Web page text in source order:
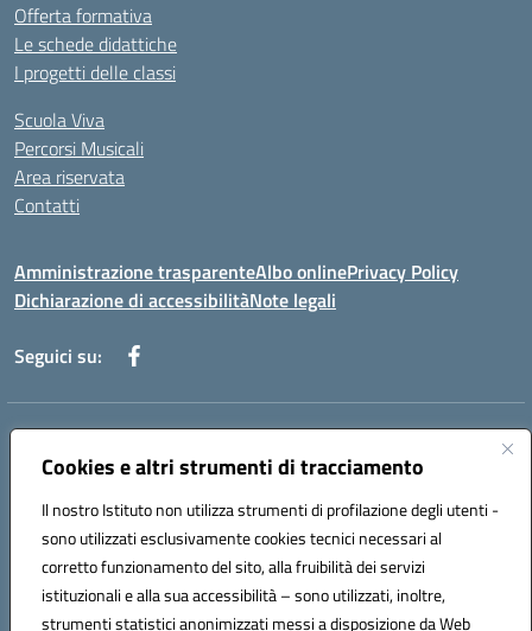
Cookies e altri strumenti di tracciamento
Il nostro Istituto non utilizza strumenti di profilazione degli utenti -
sono utilizzati esclusivamente cookies tecnici necessari al
corretto funzionamento del sito, alla fruibilità dei servizi
istituzionali e alla sua accessibilità – sono utilizzati, inoltre,
strumenti statistici anonimizzati messi a disposizione da Web
Offerta formativa
Le schede didattiche
I progetti delle classi
Scuola Viva
Percorsi Musicali
Area riservata
Contatti
Amministrazione trasparenteAlbo onlinePrivacy Policy
Dichiarazione di accessibilitàNote legali
Seguici su:
Indirizzo:
Centralino:089868360 Email:saic857007@istruzione.it
Codice fiscale: 80025860653
Codice meccanografico:
SAIC857007
Codice Indice delle Pubbliche Amministrazioni (IPA): istsc_saic857007